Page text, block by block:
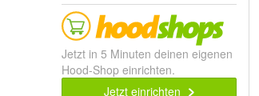
Jetzt in 5 Minuten deinen eigenen
Hood-Shop einrichten.
Jetzt einrichten